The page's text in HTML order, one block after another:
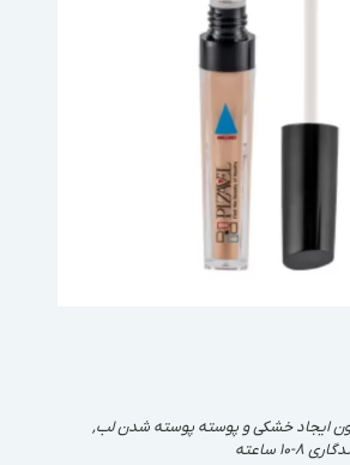
ایجاد خشکی و پوسته پوسته شدن لب,
10 ساعته